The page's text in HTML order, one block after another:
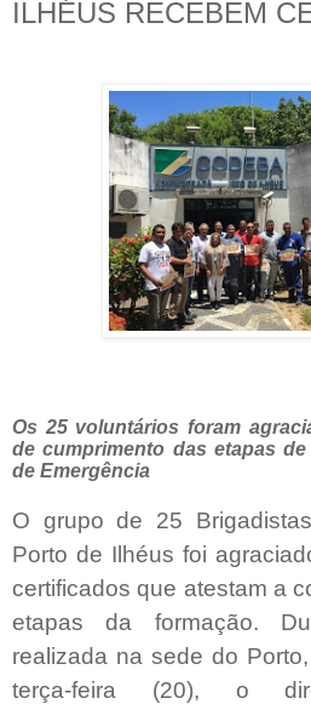
ILHÉUS RECEBEM
Os 25 voluntários foram
de cumprimento das etapas
de Emergência
O grupo de 25
Porto de Ilhéus foi
certificados que atestam a
etapas da formação.
realizada na sede do
terça-feira (20), o